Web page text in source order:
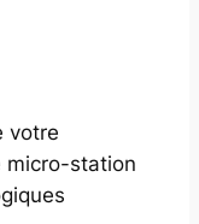
votre
micro-station